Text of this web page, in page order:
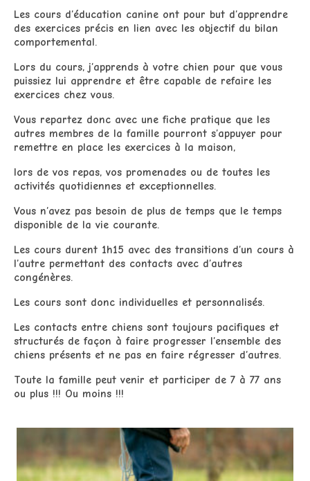
Les cours d’éducation canine ont pour but d’apprendre
des exercices précis en lien avec les objectif du bilan
comportemental.
Lors du cours, j’apprends à votre chien pour que vous
puissiez lui apprendre et être capable de refaire les
exercices chez vous.
Vous repartez donc avec une fiche pratique que les
autres membres de la famille pourront s’appuyer pour
remettre en place les exercices à la maison,
lors de vos repas, vos promenades ou de toutes les
activités quotidiennes et exceptionnelles.
Vous n’avez pas besoin de plus de temps que le temps
disponible de la vie courante.
Les cours durent 1h15 avec des transitions d’un cours à
l’autre permettant des contacts avec d’autres
congénères.
Les cours sont donc individuelles et personnalisés.
Les contacts entre chiens sont toujours pacifiques et
structurés de façon à faire progresser l’ensemble des
chiens présents et ne pas en faire régresser d’autres.
Toute la famille peut venir et participer de 7 à 77 ans
ou plus !!! Ou moins !!!